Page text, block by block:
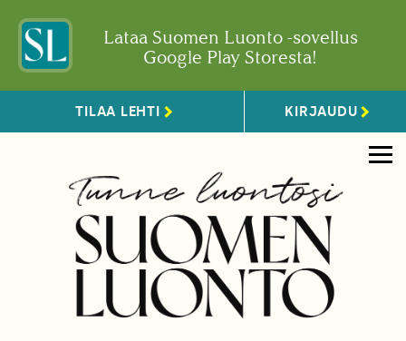
Lataa Suomen Luonto -sovellus
Google Play Storesta!
TILAA LEHTI KIRJAUDU